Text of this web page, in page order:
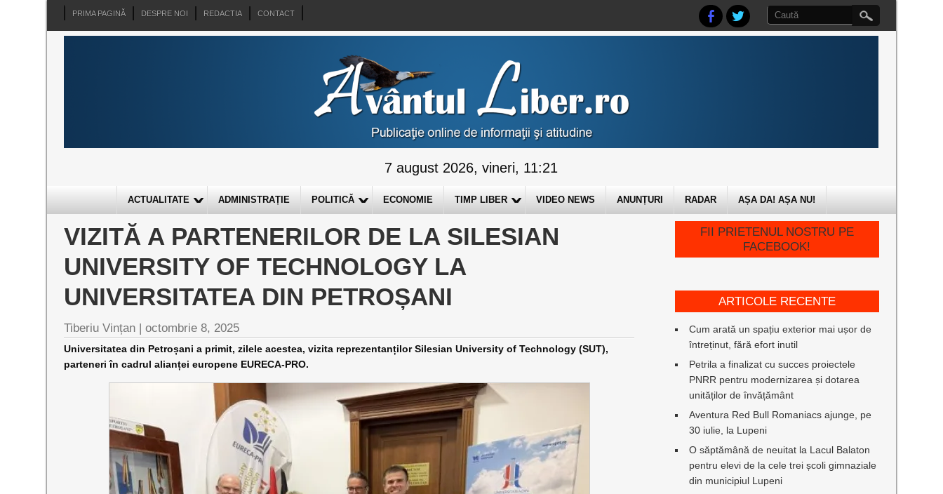
PRIMA PAGINĂ DESPRE NOI REDACTIA CONTACT
7 august 2026, vineri, 11:21
ACTUALITATE ADMINISTRAȚIE POLITICĂ ECONOMIE TIMP LIBER VIDEO NEWS ANUNȚURI RADAR AȘA DA! AȘA NU!
VIZITĂ A PARTENERILOR DE LA SILESIAN
UNIVERSITY OF TECHNOLOGY LA
UNIVERSITATEA DIN PETROȘANI
Tiberiu Vințan |octombrie 8, 2025
Universitatea din Petroșani a primit, zilele acestea, vizita reprezentanților Silesian University of Technology (SUT),
parteneri în cadrul alianței europene EURECA-PRO.
FII PRIETENUL NOSTRU PE
FACEBOOK!
ARTICOLE RECENTE
Cum arată un spațiu exterior mai ușor de
întreținut, fără efort inutil
Petrila a finalizat cu succes proiectele
PNRR pentru modernizarea și dotarea
unităților de învățământ
Aventura Red Bull Romaniacs ajunge, pe
30 iulie, la Lupeni
O săptămână de neuitat la Lacul Balaton
pentru elevi de la cele trei școli gimnaziale
din municipiul Lupeni